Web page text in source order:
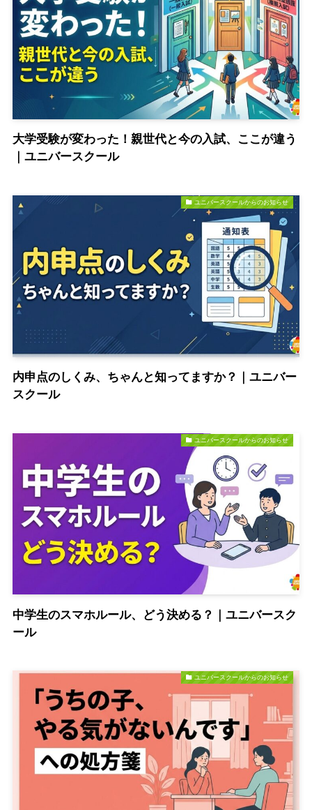
大学受験が変わった！親世代と今の入試、ここが違う
｜ユニバースクール
ユニバースクールからのお知らせ
内申点のしくみ、ちゃんと知ってますか？｜ユニバー
スクール
ユニバースクールからのお知らせ
中学生のスマホルール、どう決める？｜ユニバースク
ール
ユニバースクールからのお知らせ